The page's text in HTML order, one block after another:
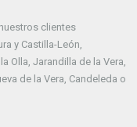
clientes
y Castilla-León,
Olla, Jarandilla de la Vera,
de la Vera, Candeleda o